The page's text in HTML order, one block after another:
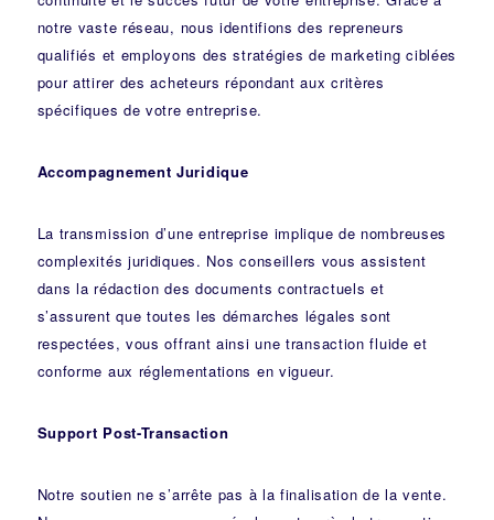
notre vaste réseau, nous identifions des repreneurs
qualifiés et employons des stratégies de marketing ciblées
pour attirer des acheteurs répondant aux critères
spécifiques de votre entreprise.
Accompagnement Juridique
La transmission d’une entreprise implique de nombreuses
complexités juridiques. Nosconseillers vous assistent
dans la rédaction des documents contractuels et
s’assurent que toutes les démarches légales sont
respectées, vous offrant ainsi une transaction fluide et
conforme aux réglementations en vigueur.
Support Post-Transaction
Notre soutien ne s’arrête pas à la finalisation de la vente.